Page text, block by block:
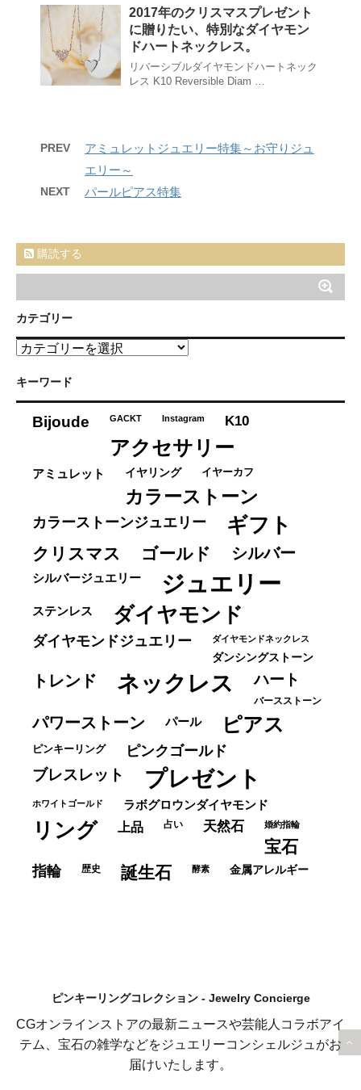
2017年のクリスマスプレゼント
に贈りたい、特別なダイヤモン
ドハートネックレス。
リバーシブルダイヤモンドハートネック
レス K10 Reversible Diam …
PREV
アミュレットジュエリー特集～お守りジュ
エリー～
NEXT パールピアス特集
購読する
カテゴリー
カ
ゴ
キーワード
Bijoude GACKT Instagram K10
アクセサリー
アミュレット イヤリング イヤーカフ
カラーストーン
カラーストーンジュエリー ギフト
クリスマス ゴールド シルバー
シルバージュエリー ジュエリー
ステンレス ダイヤモンド
ダイヤモンドジュエリー ダイヤモンドネックレス
ダンシングストーン
トレンド ネックレス ハート
バースストーン
パワーストーン パール ピアス
ピンキーリング ピンクゴールド
ブレスレット プレゼント
ホワイトゴールド ラボグロウンダイヤモンド
リング 上品 占い 天然石 婚約指輪
宝石
指輪 歴史 誕生石 酵素 金属アレルギー
ピンキーリングコレクション - Jewelry Concierge
CGオンラインストアの最新ニュースや芸能人コラボアイ
テム、宝石の雑学などをジュエリーコンシェルジュがお
届けいたします。